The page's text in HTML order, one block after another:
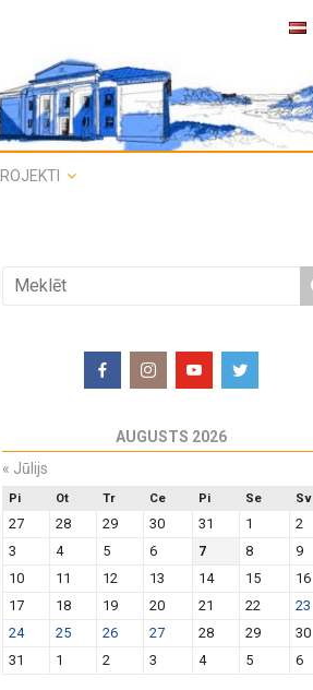
AUGUSTS 2026
« Jūlijs
Pi Ot Tr Ce Pi Se Sv
27 28 29 30 31 1
2
3
4 5 6 7 8
9
10
11 12 13 14 15
16
17
18 19 20 21 22
23
24
25 26 27 28 29
30
31
1 2 3 4 5 6